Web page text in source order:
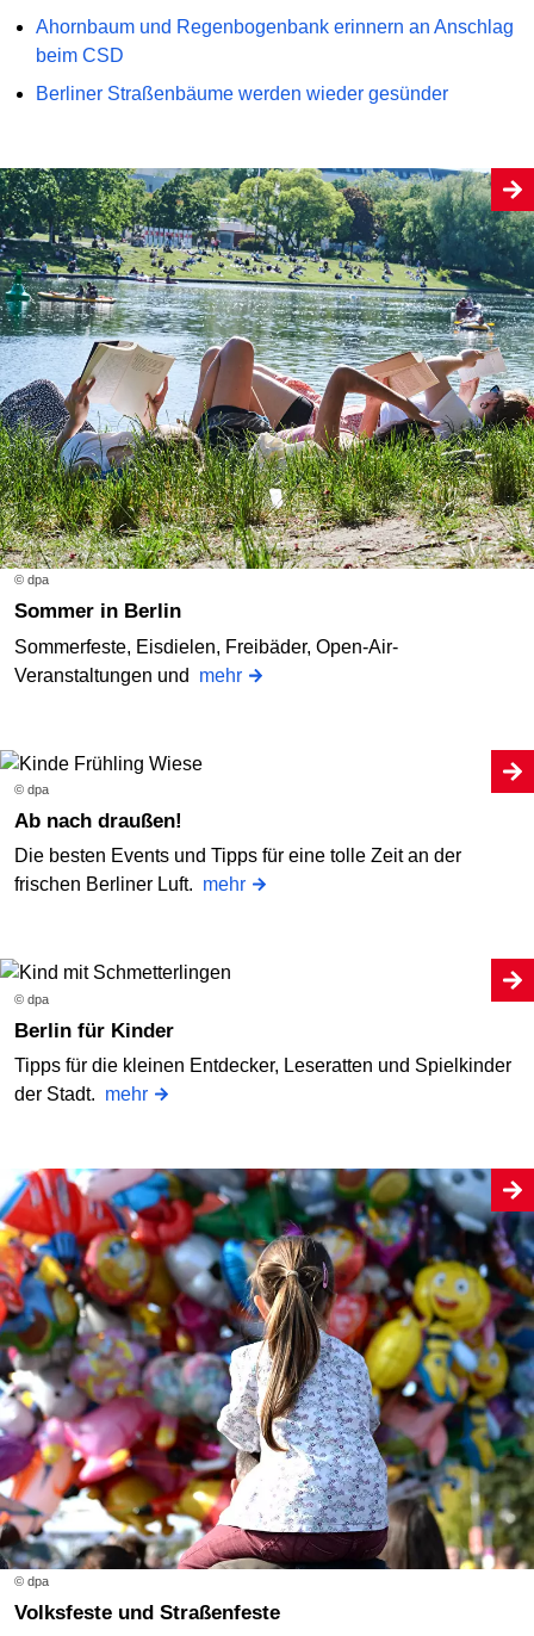
Ahornbaum und Regenbogenbank erinnern an Anschlag
beim CSD
Berliner Straßenbäume werden wieder gesünder
© dpa
Sommer in Berlin
Sommerfeste, Eisdielen, Freibäder, Open-Air-
Veranstaltungen und mehr
© dpa
Ab nach draußen!
Die besten Events und Tipps für eine tolle Zeit an der
frischen Berliner Luft. mehr
© dpa
Berlin für Kinder
Tipps für die kleinen Entdecker, Leseratten und Spielkinder
der Stadt. mehr
© dpa
Volksfeste und Straßenfeste